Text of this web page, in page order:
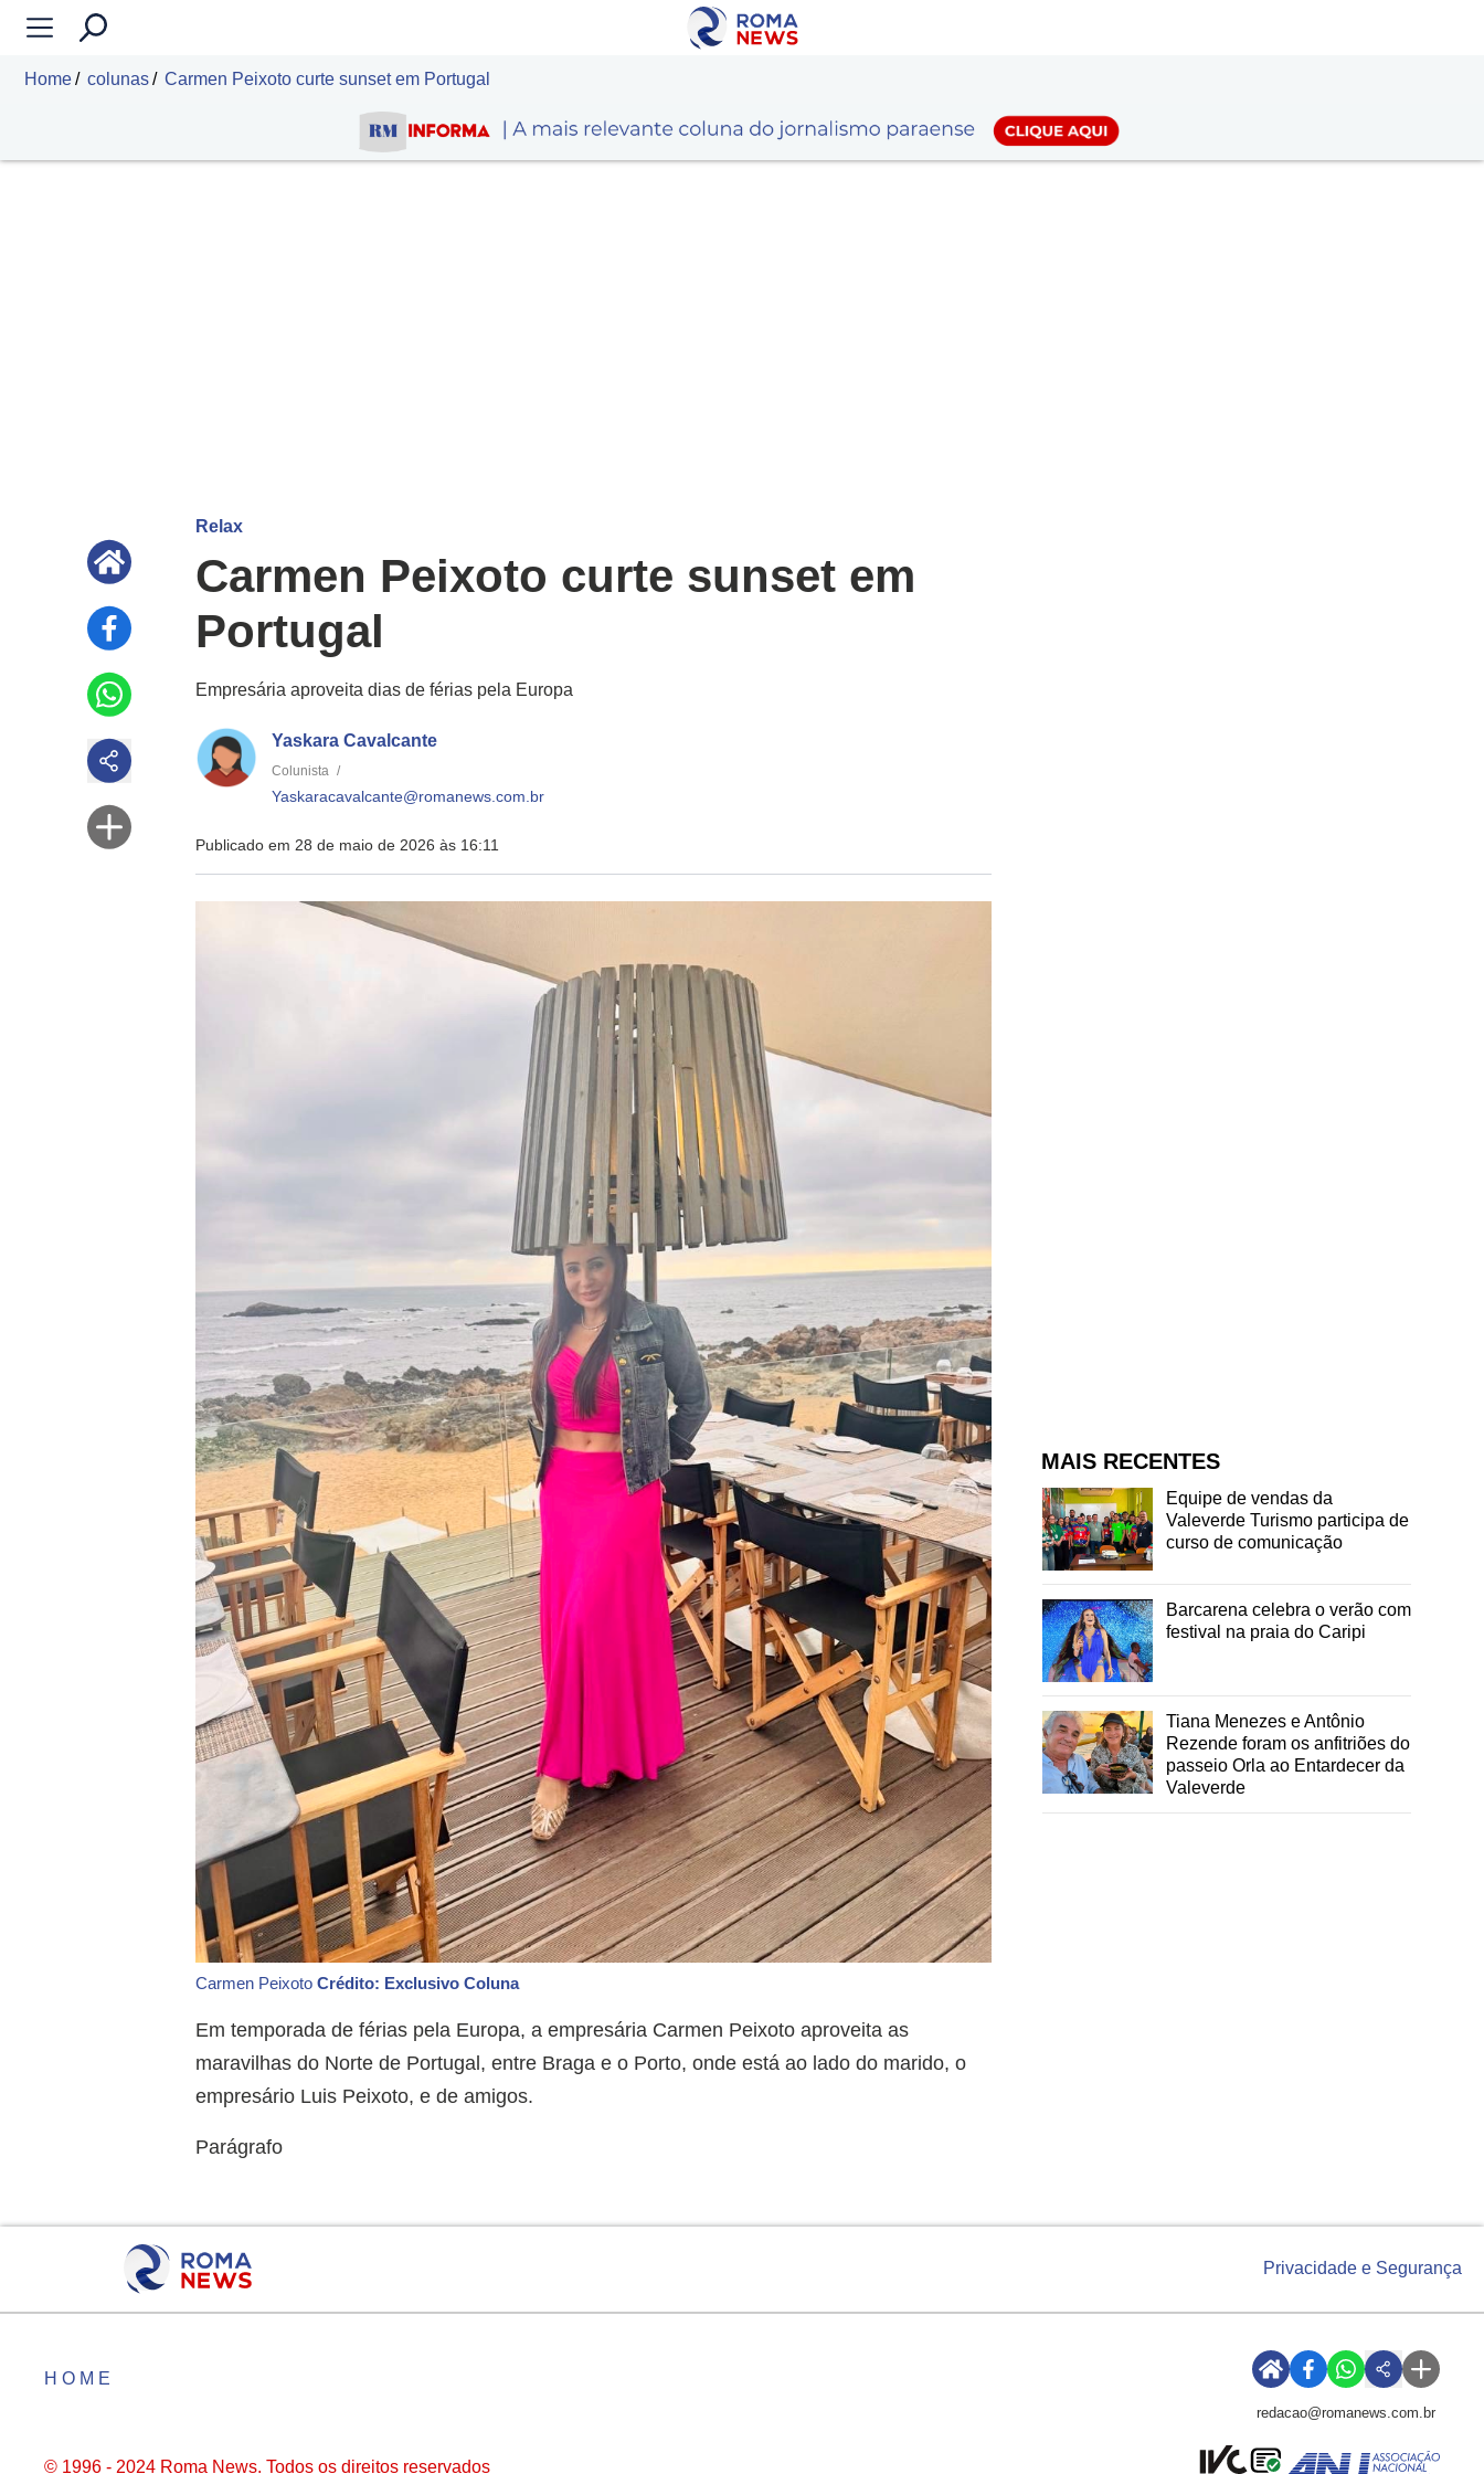
Home colunas Carmen Peixoto curte sunset em Portugal
Relax
Carmen Peixoto curte sunset em
Portugal
Empresária aproveita dias de férias pela Europa
Yaskara Cavalcante
Colunista /
Yaskaracavalcante@romanews.com.br
Publicado em 28 de maio de 2026 às 16:11
Carmen PeixotoCrédito: Exclusivo Coluna
Em temporada de férias pela Europa, a empresária Carmen Peixoto aproveita as
maravilhas do Norte de Portugal, entre Braga e o Porto, onde está ao lado do marido, o
empresário Luis Peixoto, e de amigos.
Parágrafo
MAIS RECENTES
Equipe de vendas da
Valeverde Turismo participa de
curso de comunicação
Barcarena celebra o verão com
festival na praia do Caripi
Tiana Menezes e Antônio
Rezende foram os anfitriões do
passeio Orla ao Entardecer da
Valeverde
Privacidade e Segurança
HOME
redacao@romanews.com.br
© 1996 - 2024 Roma News. Todos os direitos reservados